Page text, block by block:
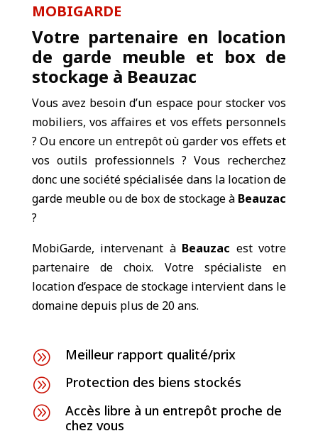
MOBIGARDE
Votre partenaire en location
de garde meuble et box de
stockage à Beauzac
Vous avez besoin d’un espace pour stocker vos
mobiliers, vos affaires et vos effets personnels
? Ou encore un entrepôt où garder vos effets et
vos outils professionnels ? Vous recherchez
donc une société spécialisée dans la location de
garde meuble ou de box de stockage à Beauzac
?
MobiGarde, intervenant à Beauzac est votre
partenaire de choix. Votre spécialiste en
location d’espace de stockage intervient dans le
domaine depuis plus de 20 ans.
A Meilleur rapport qualité/prix
A Protection des biens stockés
A
Accès libre à un entrepôt proche de
chez vous